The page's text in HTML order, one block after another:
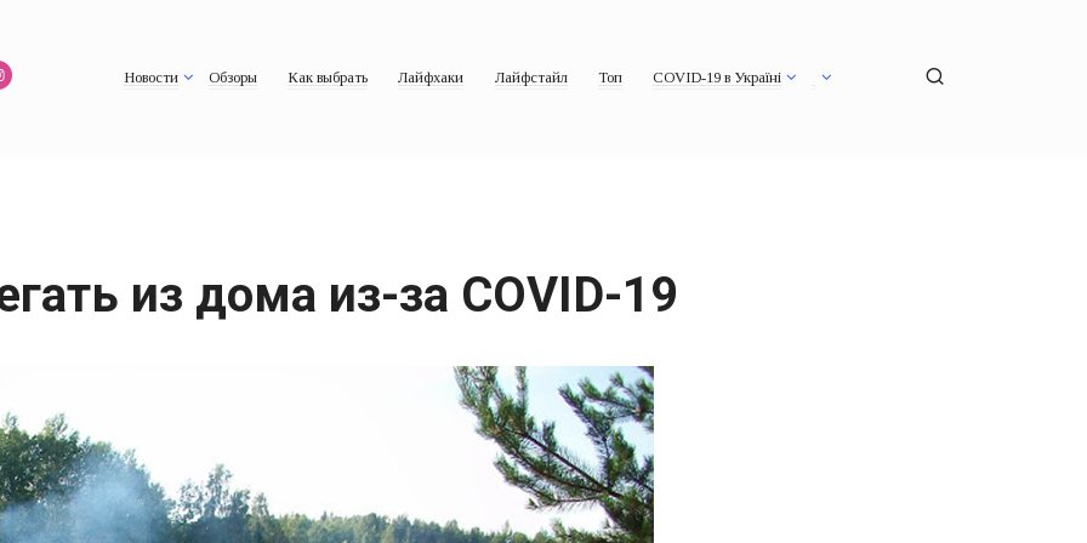
Новости Обзоры Как выбрать Лайфхаки Лайфстайл Топ COVID-19 в Україні
из дома из-за COVID-19